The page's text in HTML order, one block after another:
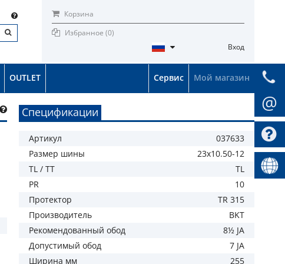
Корзина
Избранное (0)
Вход
OUTLET Мой магазин
Сервис
Спецификации
Артикул
037633
Размер шины
23x10.50-12
TL / TT
TL
PR
10
Протектор
TR 315
Производитель
BKT
Рекомендованный обод
8½ JA
Допустимый обод
7 JA
Ширина мм
255
@